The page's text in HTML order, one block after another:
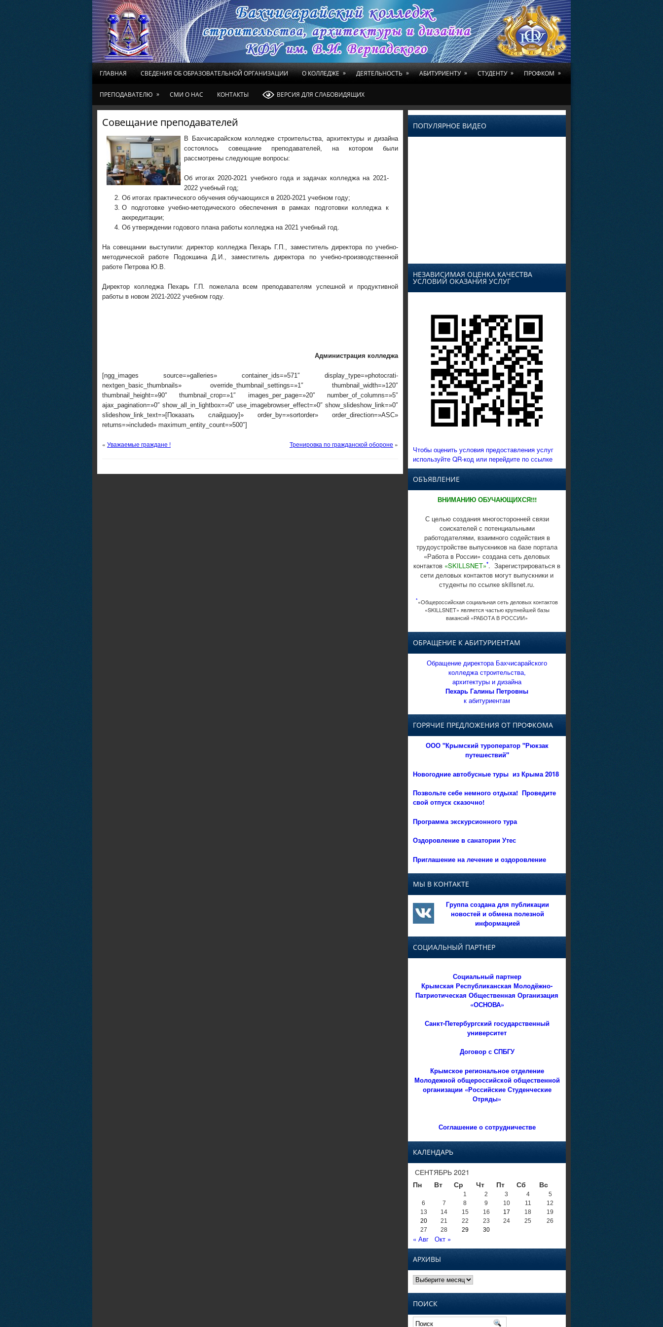
ГЛАВНАЯ СВЕДЕНИЯ ОБ ОБРАЗОВАТЕЛЬНОЙ ОРГАНИЗАЦИИ О КОЛЛЕДЖЕ » ДЕЯТЕЛЬНОСТЬ » АБИТУРИЕНТУ » СТУДЕНТУ » ПРОФКОМ »
ПРЕПОДАВАТЕЛЮ » СМИ О НАС КОНТАКТЫ ВЕРСИЯ ДЛЯ СЛАБОВИДЯЩИХ
Совещание преподавателей
В Бахчисарайском колледже строительства, архитектуры и дизайна
состоялось совещание преподавателей, на котором были
рассмотрены следующие вопросы:
Об итогах 2020-2021 учебного года и задачах колледжа на 2021-
2022 учебный год;
Об итогах практического обучения обучающихся в 2020-2021 учебном году;
О подготовке учебно-методического обеспечения в рамках подготовки колледжа к
аккредитации;
Об утверждении годового плана работы колледжа на 2021 учебный год.
На совещании выступили: директор колледжа Пехарь Г.П., заместитель директора по учебно-
методической работе Подокшина Д.И., заместитель директора по учебно-производственной
работе Петрова Ю.В.
Директор колледжа Пехарь Г.П. пожелала всем преподавателям успешной и продуктивной
работы в новом 2021-2022 учебном году.
Администрация колледжа
[ngg_images source=»galleries» container_ids=»571″ display_type=»photocrati-
nextgen_basic_thumbnails» override_thumbnail_settings=»1″ thumbnail_width=»120″
thumbnail_height=»90″ thumbnail_crop=»1″ images_per_page=»20″ number_of_columns=»5″
ajax_pagination=»0″ show_all_in_lightbox=»0″ use_imagebrowser_effect=»0″ show_slideshow_link=»0″
slideshow_link_text=»[Показать слайдшоу]» order_by=»sortorder» order_direction=»ASC»
returns=»included» maximum_entity_count=»500″]
« Уважаемые граждане ! Тренировка по гражданской обороне »
ПОПУЛЯРНОЕ ВИДЕО
НЕЗАВИСИМАЯ ОЦЕНКА КАЧЕСТВА
УСЛОВИЙ ОКАЗАНИЯ УСЛУГ
Чтобы оценить условия предоставления услуг
используйте QR-код или перейдите по ссылке
ОБЪЯВЛЕНИЕ
ВНИМАНИЮ ОБУЧАЮЩИХСЯ!!!
С целью создания многосторонней связи
соискателей с потенциальными
работодателями, взаимного содействия в
трудоустройстве выпускников на базе портала
«Работа в России» создана сеть деловых
контактов «SKILLSNET»*. Зарегистрироваться в
сети деловых контактов могут выпускники и
студенты по ссылке skillsnet.ru.
*«Общероссийская социальная сеть деловых контактов
«SKILLSNET» является частью крупнейшей базы
вакансий «РАБОТА В РОССИИ»
ОБРАЩЕНИЕ К АБИТУРИЕНТАМ
Обращение директора Бахчисарайского
колледжа строительства,
архитектуры и дизайна
Пехарь Галины Петровны
к абитуриентам
ГОРЯЧИЕ ПРЕДЛОЖЕНИЯ ОТ ПРОФКОМА
ООО "Крымский туроператор "Рюкзак
путешествий"
Новогодние автобусные туры из Крыма 2018
Позвольте себе немного отдыха! Проведите
свой отпуск сказочно!
Программа экскурсионного тура
Оздоровление в санатории Утес
Приглашение на лечение и оздоровление
МЫ В КОНТАКТЕ
Группа создана для публикации
новостей и обмена полезной
информацией
СОЦИАЛЬНЫЙ ПАРТНЕР
Социальный партнер
Крымская Республиканская Молодёжно-
Патриотическая Общественная Организация
«ОСНОВА»
Санкт-Петербургский государственный
университет
Договор с СПБГУ
Крымское региональное отделение
Молодежной общероссийской общественной
организации «Российские Студенческие
Отряды»
Соглашение о сотрудничестве
КАЛЕНДАРЬ
СЕНТЯБРЬ 2021
Пн
Вт Ср Чт Пт Сб Вс
1 2 3 4
5
6
7 8 9 10 11
12
13
14 15 16 17 18
19
20
21 22 23 24 25
26
27
28 29 30
« Авг Окт »
АРХИВЫ
Архивы
ПОИСК